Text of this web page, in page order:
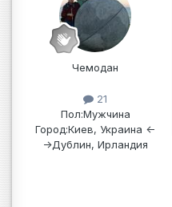
Чемодан
21
Пол:Мужчина
Город:Киев, Украина <-
->Дублин, Ирландия